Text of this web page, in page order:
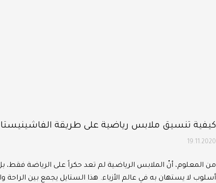
كيفية تنسيق ملابس رياضية على طريقة الفاشينيستا
19.11.2020
أسلوب لا يستهان به في عالم الأزياء. هذا الستايل يجمع بين الراحة